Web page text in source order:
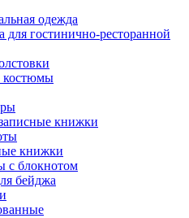
одежда
для гостинично-ресторанной
костюмы
книжки
книжки
с блокнотом
бейджа